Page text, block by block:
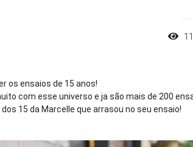
os ensaios de 15 anos!
com esse universo e ja são mais de 200
15 da Marcelle que arrasou no seu ensaio!